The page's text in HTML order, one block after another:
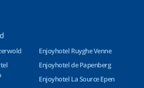
Enjoyhotel Ruyghe Venne
Enjoyhotel de Papenberg
Enjoyhotel La Source Epen